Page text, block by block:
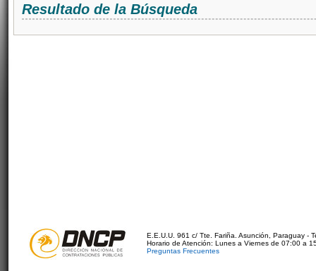
Resultado de la Búsqueda
E.E.U.U. 961 c/ Tte. Fariña. Asunción, Paraguay -
Horario de Atención: Lunes a Viernes de 07:00 a
Preguntas Frecuentes